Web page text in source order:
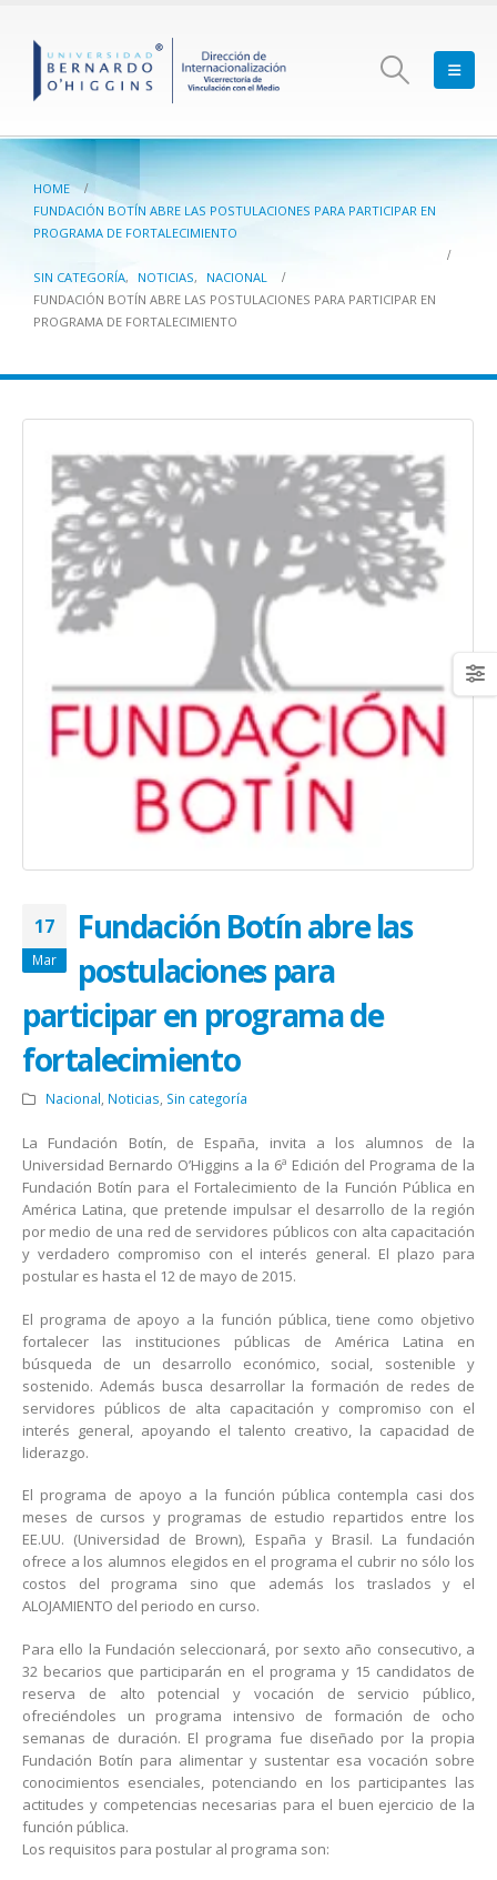
HOME
FUNDACIÓN BOTÍN ABRE LAS POSTULACIONES PARA PARTICIPAR EN
PROGRAMA DE FORTALECIMIENTO
SIN CATEGORÍA, NOTICIAS,
NACIONAL
FUNDACIÓN BOTÍN ABRE LAS POSTULACIONES PARA PARTICIPAR EN
PROGRAMA DE FORTALECIMIENTO
17
Mar
Fundación Botín abre las
postulaciones para
participar en programa de
fortalecimiento
Nacional Noticias Sin categoría
La Fundación Botín, de España, invita a los alumnos de la
Universidad Bernardo O’Higgins a la 6ª Edición del Programa de la
Fundación Botín para el Fortalecimiento de la Función Pública en
América Latina, que pretende impulsar el desarrollo de la región
por medio de una red de servidores públicos con alta capacitación
y verdadero compromiso con el interés general. El plazo para
postular es hasta el 12 de mayo de 2015.
El programa de apoyo a la función pública, tiene como objetivo
fortalecer las instituciones públicas de América Latina en
búsqueda de un desarrollo económico, social, sostenible y
sostenido. Además busca desarrollar la formación de redes de
servidores públicos de alta capacitación y compromiso con el
interés general, apoyando el talento creativo, la capacidad de
liderazgo.
El programa de apoyo a la función pública contempla casi dos
meses de cursos y programas de estudio repartidos entre los
EE.UU. (Universidad de Brown), España y Brasil. La fundación
ofrece a los alumnos elegidos en el programa el cubrir no sólo los
costos del programa sino que además los traslados y el
ALOJAMIENTO del periodo en curso.
Para ello la Fundación seleccionará, por sexto año consecutivo, a
32 becarios que participarán en el programa y 15 candidatos de
reserva de alto potencial y vocación de servicio público,
ofreciéndoles un programa intensivo de formación de ocho
semanas de duración. El programa fue diseñado por la propia
Fundación Botín para alimentar y sustentar esa vocación sobre
conocimientos esenciales, potenciando en los participantes las
actitudes y competencias necesarias para el buen ejercicio de la
función pública.
Los requisitos para postular al programa son: